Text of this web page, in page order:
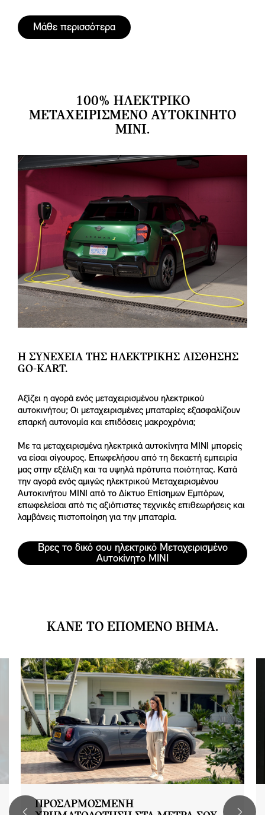
Μάθε περισσότερα
100% ΗΛΕΚΤΡΙΚΌ
ΜΕΤΑΧΕΙΡΙΣΜΈΝΟ ΑΥΤΟΚΊΝΗΤΟ
MINI.
Η ΣΥΝΈΧΕΙΑ ΤΗΣ ΗΛΕΚΤΡΙΚΉΣ ΑΊΣΘΗΣΗΣ
GO-KART.
Αξίζει η αγορά ενός μεταχειρισμένου ηλεκτρικού
αυτοκινήτου; Οι μεταχειρισμένες μπαταρίες εξασφαλίζουν
επαρκή αυτονομία και επιδόσεις μακροχρόνια;
Με τα μεταχειρισμένα ηλεκτρικά αυτοκίνητα MINI μπορείς
να είσαι σίγουρος. Επωφελήσου από τη δεκαετή εμπειρία
μας στην εξέλιξη και τα υψηλά πρότυπα ποιότητας. Κατά
την αγορά ενός αμιγώς ηλεκτρικού Μεταχειρισμένου
Αυτοκινήτου MINI από το Δίκτυο Επίσημων Εμπόρων,
επωφελείσαι από τις αξιόπιστες τεχνικές επιθεωρήσεις και
λαμβάνεις πιστοποίηση για την μπαταρία.
Βρες το δικό σου ηλεκτρικό Μεταχειρισμένο
Αυτοκίνητο MINI
ΚΆΝΕ ΤΟ ΕΠΌΜΕΝΟ ΒΉΜΑ.
ΠΡΟΣΑΡΜΟΣΜΕΝΗ